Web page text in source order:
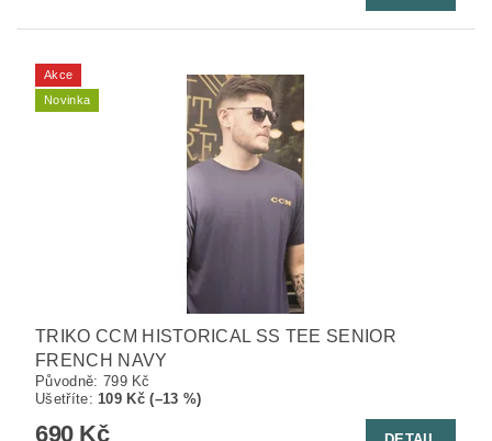
Akce
Novinka
TRIKO CCM HISTORICAL SS TEE SENIOR
FRENCH NAVY
Původně: 799 Kč
Ušetříte:109 Kč (–13 %)
690 Kč